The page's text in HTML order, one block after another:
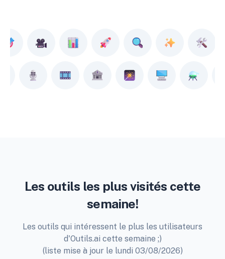
Les outils les plus visités cette
semaine!
Les outils qui intéressent le plus les utilisateurs
d'Outils.ai cette semaine ;)
(liste mise à jour le lundi 03/08/2026)